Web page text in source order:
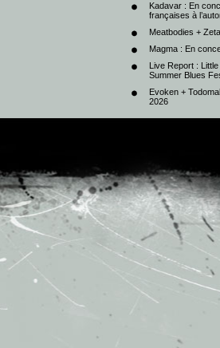
Kadavar : En
françaises à
Meatbodies +
Magma : En
Live Report :
Summer Blues
Evoken +
2026